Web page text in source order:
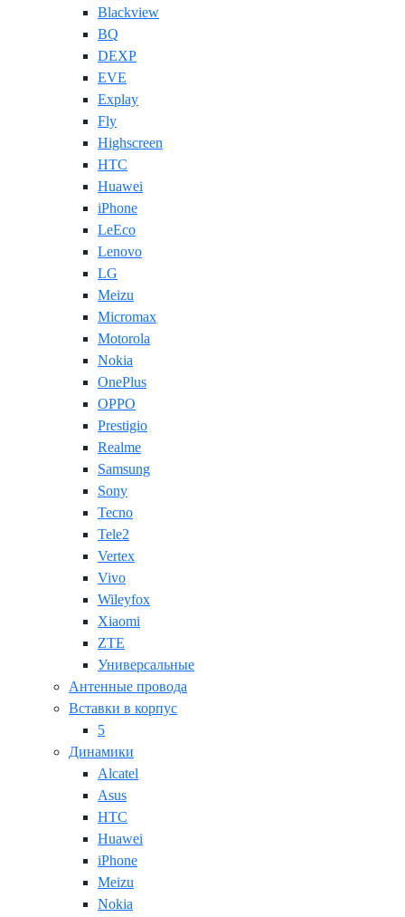
Blackview
BQ
DEXP
EVE
Explay
Fly
Highscreen
HTC
Huawei
iPhone
LeEco
Lenovo
LG
Meizu
Micromax
Motorola
Nokia
OnePlus
OPPO
Prestigio
Realme
Samsung
Sony
Tecno
Tele2
Vertex
Vivo
Wileyfox
Xiaomi
ZTE
Универсальные
Антенные провода
Вставки в корпус
5
Динамики
Alcatel
Asus
HTC
Huawei
iPhone
Meizu
Nokia